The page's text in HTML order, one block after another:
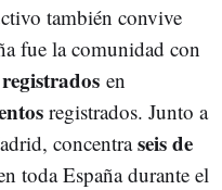
también convive
fue la comunidad con
en
registrados. Junto a
concentraseis de
toda España durante el